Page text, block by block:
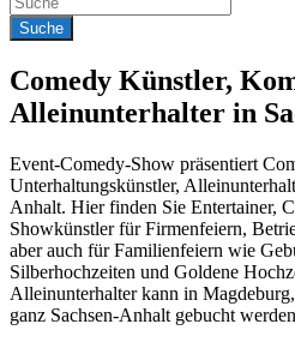
Comedy Künstler,
Alleinunterhalter in
Event-Comedy-Show präsentiert
Unterhaltungskünstler,
Anhalt. Hier finden Sie Entertainer,
Showkünstler für Firmenfeiern,
aber auch für Familienfeiern wie
Silberhochzeiten und Goldene
Alleinunterhalter kann in
ganz Sachsen-Anhalt gebucht